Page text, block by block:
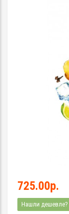
725.00р.
Нашли дешевле?